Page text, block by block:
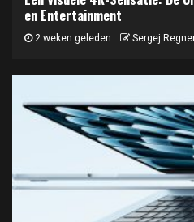
en Entertainment
2 weken geleden Sergej